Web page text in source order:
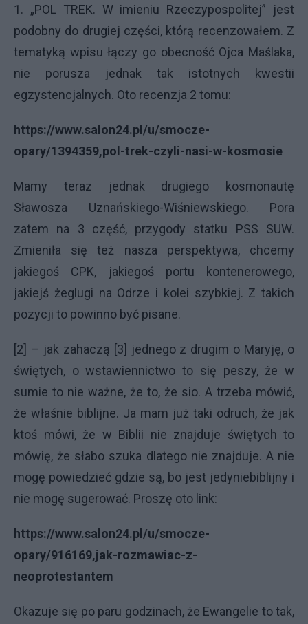
1. „POL TREK. W imieniu Rzeczypospolitej” jest
podobny do drugiej części, którą recenzowałem. Z
tematyką wpisu łączy go obecność Ojca Maślaka,
nie porusza jednak tak istotnych kwestii
egzystencjalnych. Oto recenzja 2 tomu:
https://www.salon24.pl/u/smocze-
opary/1394359,pol-trek-czyli-nasi-w-kosmosie
Mamy teraz jednak drugiego kosmonautę
Sławosza Uznańskiego-Wiśniewskiego. Pora
zatem na 3 część, przygody statku PSS SUW.
Zmieniła się też nasza perspektywa, chcemy
jakiegoś CPK, jakiegoś portu kontenerowego,
jakiejś żeglugi na Odrze i kolei szybkiej. Z takich
pozycji to powinno być pisane.
[2] – jak zahaczą [3] jednego z drugim o Maryję, o
świętych, o wstawiennictwo to się peszy, że w
sumie to nie ważne, że to, że sio. A trzeba mówić,
że właśnie biblijne. Ja mam już taki odruch, że jak
ktoś mówi, że w Biblii nie znajduje świętych to
mówię, że słabo szuka dlatego nie znajduje. A nie
mogę powiedzieć gdzie są, bo jest jedyniebiblijny i
nie mogę sugerować. Proszę oto link:
https://www.salon24.pl/u/smocze-
opary/916169,jak-rozmawiac-z-
neoprotestantem
Okazuje się po paru godzinach, że Ewangelie to tak,